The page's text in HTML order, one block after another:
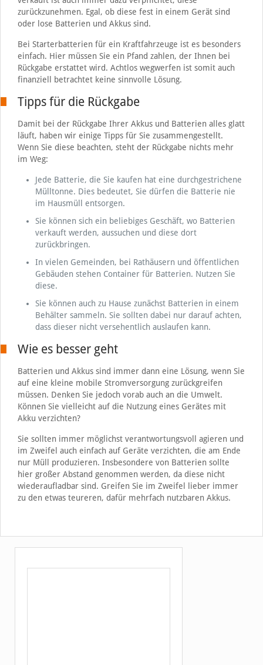
zurückzunehmen. Egal, ob diese fest in einem Gerät sind
oder lose Batterien und Akkus sind.
Bei Starterbatterien für ein Kraftfahrzeuge ist es besonders
einfach. Hier müssen Sie ein Pfand zahlen, der Ihnen bei
Rückgabe erstattet wird. Achtlos wegwerfen ist somit auch
finanziell betrachtet keine sinnvolle Lösung.
Tipps für die Rückgabe
Damit bei der Rückgabe Ihrer Akkus und Batterien alles glatt
läuft, haben wir einige Tipps für Sie zusammengestellt.
Wenn Sie diese beachten, steht der Rückgabe nichts mehr
im Weg:
Jede Batterie, die Sie kaufen hat eine durchgestrichene
Mülltonne. Dies bedeutet, Sie dürfen die Batterie nie
im Hausmüll entsorgen.
Sie können sich ein beliebiges Geschäft, wo Batterien
verkauft werden, aussuchen und diese dort
zurückbringen.
In vielen Gemeinden, bei Rathäusern und öffentlichen
Gebäuden stehen Container für Batterien. Nutzen Sie
diese.
Sie können auch zu Hause zunächst Batterien in einem
Behälter sammeln. Sie sollten dabei nur darauf achten,
dass dieser nicht versehentlich auslaufen kann.
Wie es besser geht
Batterien und Akkus sind immer dann eine Lösung, wenn Sie
auf eine kleine mobile Stromversorgung zurückgreifen
müssen. Denken Sie jedoch vorab auch an die Umwelt.
Können Sie vielleicht auf die Nutzung eines Gerätes mit
Akku verzichten?
Sie sollten immer möglichst verantwortungsvoll agieren und
im Zweifel auch einfach auf Geräte verzichten, die am Ende
nur Müll produzieren. Insbesondere von Batterien sollte
hier großer Abstand genommen werden, da diese nicht
wiederaufladbar sind. Greifen Sie im Zweifel lieber immer
zu den etwas teureren, dafür mehrfach nutzbaren Akkus.